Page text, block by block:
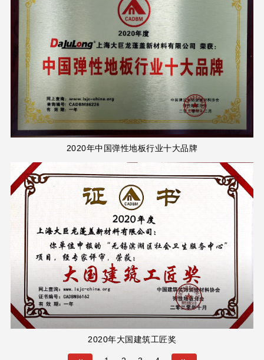
2020年中国弹性地板行业十大品牌
2020年大国建筑工匠奖